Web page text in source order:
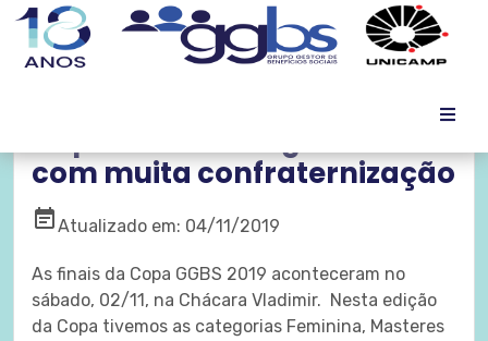
com muita confraternização
event_noteAtualizado em: 04/11/2019
​As finais da Copa GGBS 2019 aconteceram no
sábado, 02/11, na Chácara Vladimir. Nesta edição
da Copa tivemos as categorias Feminina, Masteres